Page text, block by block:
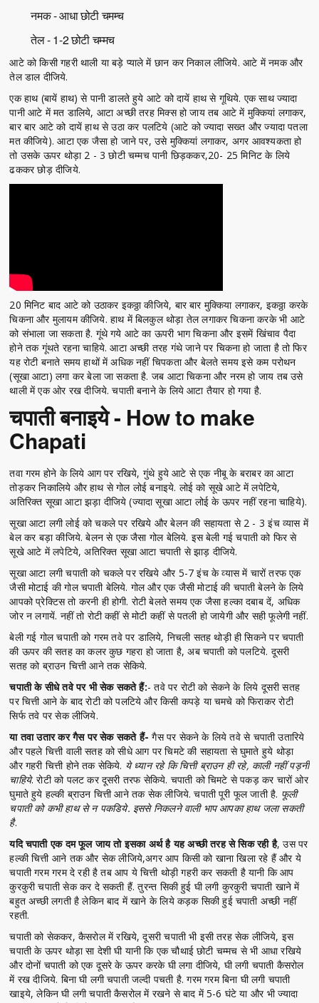
नमक - आधा छोटी चमम्च
तेल - 1-2 छोटी चम्मच
आटे को किसी गहरी थाली या बड़े प्याले में छान कर निकाल लीजिये. आटे में नमक और
तेल डाल दीजिये.
एक हाथ (बायें हाथ) से पानी डालते हुये आटे को दायें हाथ से गूथिये. एक साथ ज्यादा
पानी आटे में मत डालिये, आटा अच्छी तरह मिक्स हो जाय तब आटे में मुक्कियां लगाकर,
बार बार आटे को दायें हाथ से उठा कर पलटिये (आटे को ज्यादा सख्त और ज्यादा पतला
मत कीजिये). आटा एक जैसा हो जाने पर, उसे मुक्कियां लगाकर, अगर आवश्यकता हो
तो उसके ऊपर थोड़ा 2 - 3 छोटी चम्मच पानी छिड़ककर,20- 25 मिनिट के लिये
ढककर छोड़ दीजिये.
20 मिनिट बाद आटे को उठाकर इकठ्ठा कीजिये, बार बार मुक्किया लगाकर, इकठ्ठा करके
चिकना और मुलायम कीजिये. हाथ में बिलकुल थोड़ा तेल लगाकर चिकना करके भी आटे
को संभाला जा सकता है. गूंथे गये आटे का ऊपरी भाग चिकना और इसमें खिंचाव पैदा
होने तक गूंथते रहना चाहिये. आटा अच्छी तरह गंथे जाने पर चिकना हो जाता है तो फिर
यह रोटी बनाते समय हाथों में अधिक नहीं चिपकता और बेलते समय इसे कम परोथन
(सूखा आटा) लगा कर बेला जा सकता है. जब आटा चिकना और नरम हो जाय तब उसे
थाली में एक ओर रख दीजिये. चपाती बनाने के लिये आटा तैयार हो गया है.
चपाती बनाइये - How to make
Chapati
तवा गरम होने के लिये आग पर रखिये, गुंथे हुये आटे से एक नीबू के बराबर का आटा
तोड़कर निकालिये और हाथ से गोल लोई बनाइये. लोई को सूखे आटे में लपेटिये,
अतिरिक्त सूखा आटा झड़ा दीजिये (ज्यादा सूखा आटा लोई के ऊपर नहीं रहना चाहिये).
सूखा आटा लगी लोई को चकले पर रखिये और बेलन की सहायता से 2 - 3 इंच व्यास में
बेल कर बड़ा कीजिये. बेलन से एक जैसा गोल बेलिये. इस बेली गई चपाती को फिर से
सूखे आटे में लपेटिये, अतिरिक्त सूखा आटा चपाती से झाड़ दीजिये.
सूखा आटा लगी चपाती को चकले पर रखिये और 5-7 इंच के व्यास में चारों तरफ एक
जैसी मोटाई की गोल चपाती बेलिये. गोल और एक जैसी मोटाई की चपाती बेलने के लिये
आपको प्रेक्टिस तो करनी ही होगी. रोटी बेलते समय एक जैसा हल्का दबाब दें, अधिक
जोर न लगायें. नहीं तो रोटी कहीं से मोटी कहीं से पतली हो जायेगी और सही फूलेगी नहीं.
बेली गई गोल चपाती को गरम तवे पर डालिये, निचली सतह थोड़ी ही सिकने पर चपाती
की ऊपर की सतह का कलर कुछ गहरा हो जाता है, अब चपाती को पलटिये. दूसरी
सतह को ब्राउन चित्ती आने तक सेकिये.
चपाती के सीधे तवे पर भी सेक सकते हैं:- तवे पर रोटी को सेकने के लिये दूसरी सतह
पर चित्ती आने के बाद रोटी को पलटिये और किसी कपड़े या चमचे को फिराकर रोटी
सिर्फ तवे पर सेक लीजिये.
या तवा उतार कर गैस पर सेक सकते हैं- गैस पर सेकने के लिये तवे से चपाती उतारिये
और पहले चित्ती वाली सतह को सीधे आग पर चिमटे की सहायता से घुमाते हुये थोड़ा
और गहरी चित्ती होने तक सेकिये. ये ध्यान रहे कि चित्ती ब्राउन ही रहे, काली नहीं पड़नी
चाहिये. रोटी को पलट कर दूसरी तरफ सेकिये. चपाती को चिमटे से पकड़ कर चारों ओर
घुमाते हुये हल्की ब्राउन चित्ती आने तक सेक लीजिये. चपाती पूरी फूल जाती है. फूली
चपाती को कभी हाथ से न पकडिये. इससे निकलने वाली भाप आपका हाथ जला सकती
है.
यदि चपाती एक दम फूल जाय तो इसका अर्थ है यह अच्छी तरह से सिक रही है, उस पर
हल्की चित्ती आने तक और सेक लीजिये,अगर आप किसी को खाना खिला रहे हैं और ये
चपाती गरम गरम दे रही है तब आप ये चित्ती थोड़ी गहरी कर सकती है यानी कि आप
कुरकुरी चपाती सेक कर दे सकती हैं. तुरन्त सिकी हुई घी लगी कुरकुरी चपाती खाने में
बहुत अच्छी लगती है लेकिन बाद में खाने के लिये कड़क सिकी हुई चपाती अच्छी नहीं
रहती.
चपाती को सेककर, कैसरोल में रखिये, दूसरी चपाती भी इसी तरह सेक लीजिये, इस
चपाती के ऊपर थोड़ा सा देशी घी यानी कि एक चौथाई छोटी चम्मच से भी आधा रखिये
और दोनों चपाती को एक दूसरे के ऊपर करके घी लगा दीजिये, घी लगी चपाती कैसरोल
में रख दीजिये. बिना घी लगी चपाती जल्दी पचती है. गरम गरम बिना घी लगी चपाती
खाइये, लेकिन घी लगी चपाती कैसरोल में रखने से बाद में 5-6 घंटे या और भी ज्यादा